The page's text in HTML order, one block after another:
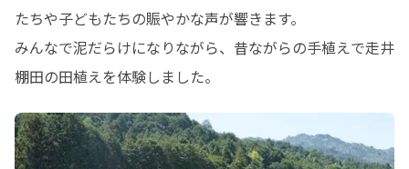
たちや子どもたちの賑やかな声が響きます。
みんなで泥だらけになりながら、昔ながらの手植えで走井
棚田の田植えを体験しました。